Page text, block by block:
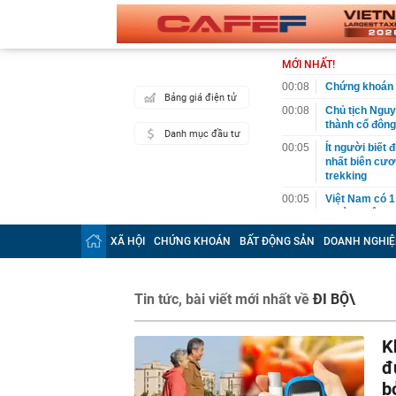
Bảng giá điện tử
Danh mục đầu tư
MỚI NHẤT!
00:08
Chứng
00:08
Chủ tịch
thành cổ
00:05
Ít người biết
nhất biên
trekking
00:05
Việt Nam có
2026"
56 mã
năm 2026,
Chứng
ngay trong
00:01
VNPT nắm
Viettel Global
00:01
Nắm trong
XÃ HỘI CHỨNG KHOÁN BẤT ĐỘNG SẢN DOANH
Tin tức, bài viết mới nhất vềĐI BỘ\